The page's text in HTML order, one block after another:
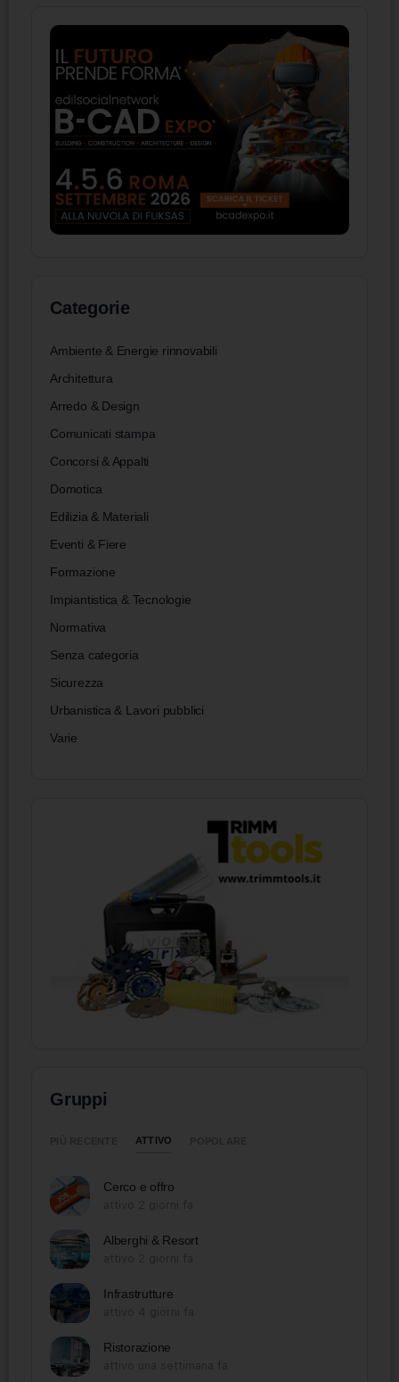
Categorie
Ambiente & Energie rinnovabili
Architettura
Arredo & Design
Comunicati stampa
Concorsi & Appalti
Domotica
Edilizia & Materiali
Eventi & Fiere
Formazione
Impiantistica & Tecnologie
Normativa
Senza categoria
Sicurezza
Urbanistica & Lavori pubblici
Varie
Gruppi
ATTIVO
Cerco e offro
Alberghi & Resort
Infrastrutture
Ristorazione